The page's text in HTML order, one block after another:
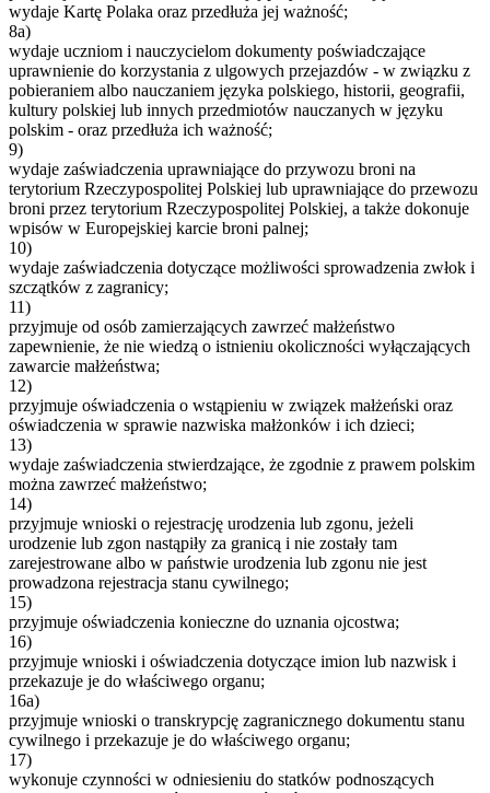
wydaje Kartę Polaka oraz przedłuża jej ważność;
8a)
wydaje uczniom i nauczycielom dokumenty poświadczające
uprawnienie do korzystania z ulgowych przejazdów - w związku z
pobieraniem albo nauczaniem języka polskiego, historii, geografii,
kultury polskiej lub innych przedmiotów nauczanych w języku
polskim - oraz przedłuża ich ważność;
9)
wydaje zaświadczenia uprawniające do przywozu broni na
terytorium Rzeczypospolitej Polskiej lub uprawniające do przewozu
broni przez terytorium Rzeczypospolitej Polskiej, a także dokonuje
wpisów w Europejskiej karcie broni palnej;
10)
wydaje zaświadczenia dotyczące możliwości sprowadzenia zwłok i
szczątków z zagranicy;
11)
przyjmuje od osób zamierzających zawrzeć małżeństwo
zapewnienie, że nie wiedzą o istnieniu okoliczności wyłączających
zawarcie małżeństwa;
12)
przyjmuje oświadczenia o wstąpieniu w związek małżeński oraz
oświadczenia w sprawie nazwiska małżonków i ich dzieci;
13)
wydaje zaświadczenia stwierdzające, że zgodnie z prawem polskim
można zawrzeć małżeństwo;
14)
przyjmuje wnioski o rejestrację urodzenia lub zgonu, jeżeli
urodzenie lub zgon nastąpiły za granicą i nie zostały tam
zarejestrowane albo w państwie urodzenia lub zgonu nie jest
prowadzona rejestracja stanu cywilnego;
15)
przyjmuje oświadczenia konieczne do uznania ojcostwa;
16)
przyjmuje wnioski i oświadczenia dotyczące imion lub nazwisk i
przekazuje je do właściwego organu;
16a)
przyjmuje wnioski o transkrypcję zagranicznego dokumentu stanu
cywilnego i przekazuje je do właściwego organu;
17)
wykonuje czynności w odniesieniu do statków podnoszących